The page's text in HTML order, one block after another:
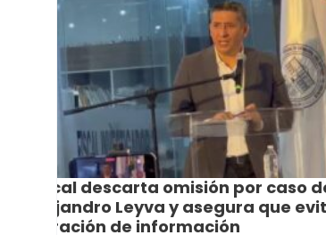
Fiscal descarta omisión por caso
Alejandro Leyva y asegura que
filtración de información